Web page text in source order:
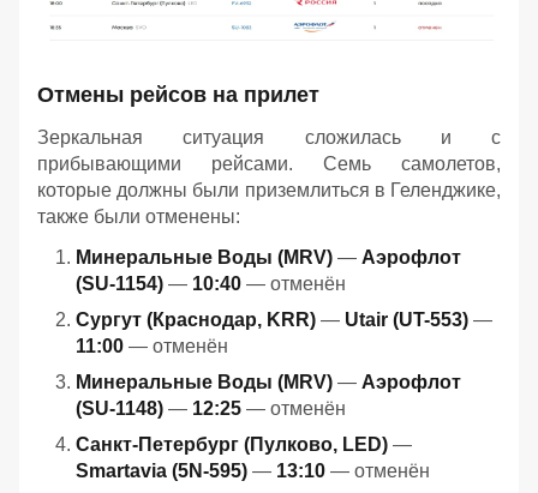
Отмены рейсов на прилет
Зеркальная ситуация сложилась и с
прибывающими рейсами. Семь самолетов,
которые должны были приземлиться в Геленджике,
также были отменены:
Минеральные Воды (MRV) — Аэрофлот
(SU-1154) — 10:40 — отменён
Сургут (Краснодар, KRR) — Utair (UT-553) —
11:00 — отменён
Минеральные Воды (MRV) — Аэрофлот
(SU-1148) — 12:25 — отменён
Санкт-Петербург (Пулково, LED) —
Smartavia (5N-595) — 13:10 — отменён